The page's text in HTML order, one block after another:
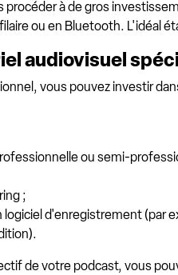
procéder à de gros
ou en Bluetooth. L'idéal
audiovisuel
vous pouvez investir
ou semi-
;
logiciel d'enregistrement (par
de votre podcast, vous